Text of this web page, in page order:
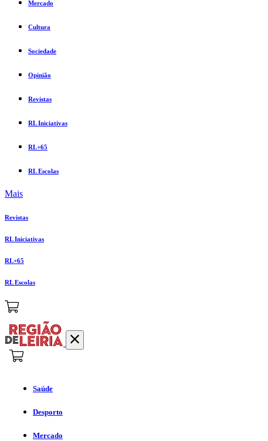
Mercado
Cultura
Sociedade
Opinião
Revistas
RL Iniciativas
RL+65
RL Escolas
Mais
Revistas
RL Iniciativas
RL+65
RL Escolas
Saúde
Desporto
Mercado